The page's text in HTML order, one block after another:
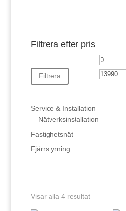
Filtrera efter pris
Min
pris
Filtrera
Service & Installation
Nätverksinstallation
Fastighetsnät
Fjärrstyrning
Visar alla 4 resultat